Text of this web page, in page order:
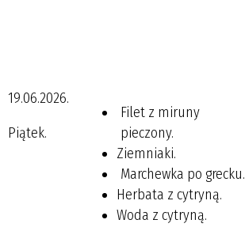
19.06.2026.
Piątek.
Filet z miruny
pieczony.
Ziemniaki.
Marchewka po grecku.
Herbata z cytryną.
Woda z cytryną.